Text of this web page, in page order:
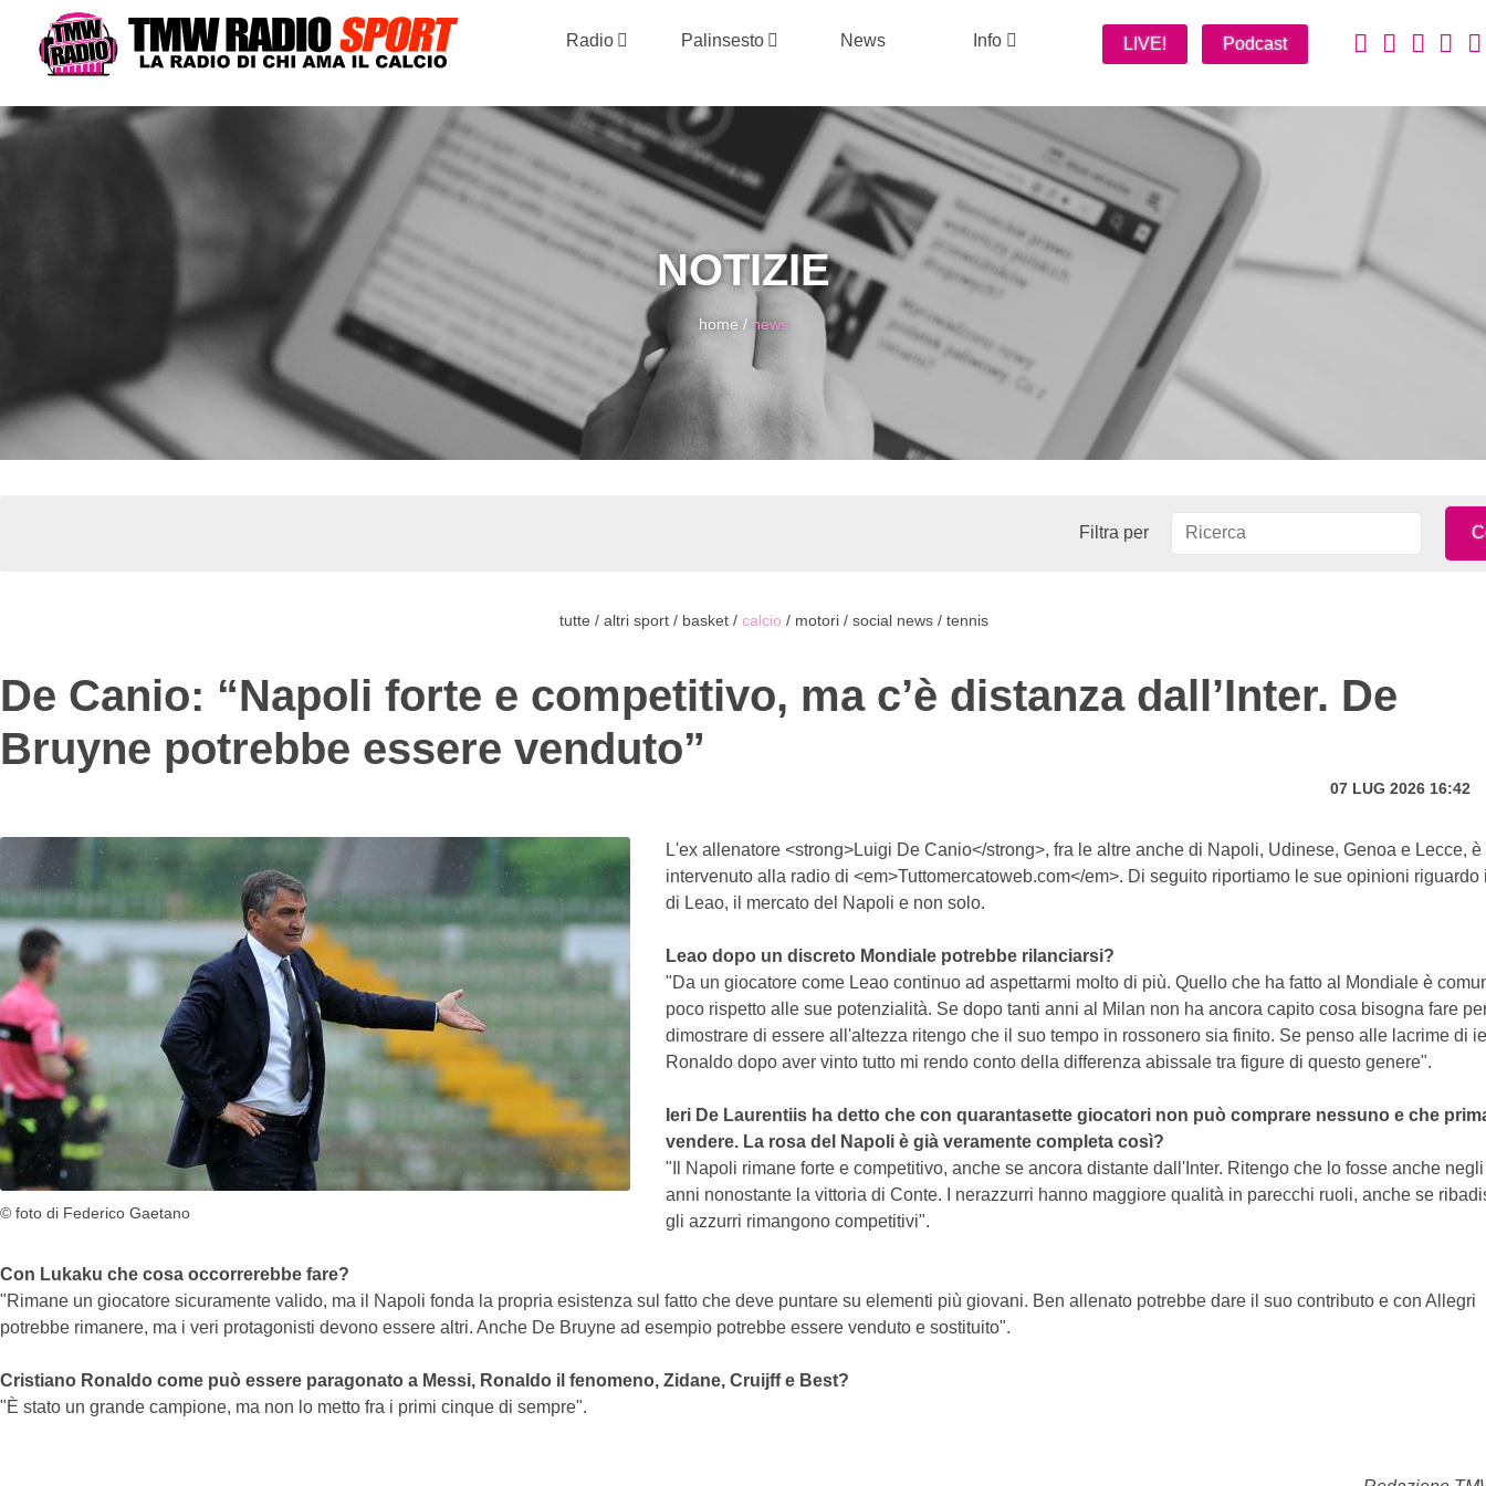
Radio Palinsesto News Info LIVE! Podcast
NOTIZIE
home / news
Filtra per
tutte / altri sport / basket / calcio / motori / social news / tennis
De Canio: “Napoli forte e competitivo, ma c’è distanza dall’Inter. De
Bruyne potrebbe essere venduto”
07 LUG 2026 16:42
© foto di Federico Gaetano
L'ex allenatore <strong>Luigi De Canio</strong>, fra le altre anche di Napoli, Udinese, Genoa e Lecce, è
intervenuto alla radio di <em>Tuttomercatoweb.com</em>. Di seguito riportiamo le sue opinioni riguardo
di Leao, il mercato del Napoli e non solo.
Leao dopo un discreto Mondiale potrebbe rilanciarsi?
"Da un giocatore come Leao continuo ad aspettarmi molto di più. Quello che ha fatto al Mondiale è
poco rispetto alle sue potenzialità. Se dopo tanti anni al Milan non ha ancora capito cosa bisogna fare
dimostrare di essere all'altezza ritengo che il suo tempo in rossonero sia finito. Se penso alle lacrime di
Ronaldo dopo aver vinto tutto mi rendo conto della differenza abissale tra figure di questo genere".
Ieri De Laurentiis ha detto che con quarantasette giocatori non può comprare nessuno e che
vendere. La rosa del Napoli è già veramente completa così?
"Il Napoli rimane forte e competitivo, anche se ancora distante dall'Inter. Ritengo che lo fosse anche
anni nonostante la vittoria di Conte. I nerazzurri hanno maggiore qualità in parecchi ruoli, anche se
gli azzurri rimangono competitivi".
Con Lukaku che cosa occorrerebbe fare?
"Rimane un giocatore sicuramente valido, ma il Napoli fonda la propria esistenza sul fatto che deve puntare su elementi più giovani. Ben allenato potrebbe dare il suo contributo e con Allegri
potrebbe rimanere, ma i veri protagonisti devono essere altri. Anche De Bruyne ad esempio potrebbe essere venduto e sostituito".
Cristiano Ronaldo come può essere paragonato a Messi, Ronaldo il fenomeno, Zidane, Cruijff e Best?
"È stato un grande campione, ma non lo metto fra i primi cinque di sempre".